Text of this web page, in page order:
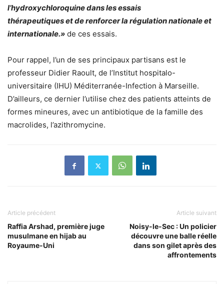
l’hydroxychloroquine dans les essais
thérapeutiquesetde renforcer la régulation nationale et
internationale.» de ces essais.
Pour rappel, l’un de ses principaux partisans est le
professeur Didier Raoult, de l’Institut hospitalo-
universitaire (IHU) Méditerranée-Infection à Marseille.
D’ailleurs, ce dernier l’utilise chez des patients atteints de
formes mineures, avec un antibiotique de la famille des
macrolides, l’azithromycine.
Article précédent
Raffia Arshad, première juge
musulmane en hijab au
Royaume-Uni
Article suivant
Noisy-le-Sec : Un policier
découvre une balle réelle
dans son gilet après des
affrontements